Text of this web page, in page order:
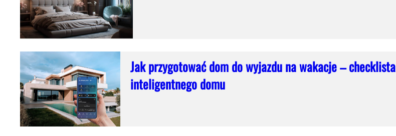
Jak przygotować dom do wyjazdu na wakacje – checklista
inteligentnego domu